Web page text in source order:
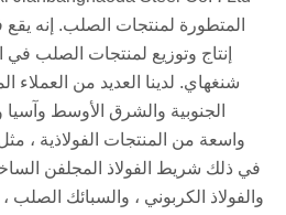
إنتاج وتوزيع لمنتجات الصلب
شنغهاي. لدينا العديد من العملاء
الجنوبية والشرق الأوسط
واسعة من المنتجات الفولاذية ،
في ذلك شريط الفولاذ المجلفن
والفولاذ الكربوني ، والسبائك الصلب